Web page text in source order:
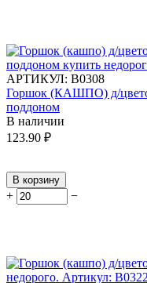
АРТИКУЛ: В0308
Горшок (КАШПО) д/
поддоном
В наличии
123.90 ₽
В корзину
+ −